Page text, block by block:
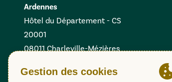
Ardennes
Hôtel du Département - CS
20001
08011 Charleville-Mézières